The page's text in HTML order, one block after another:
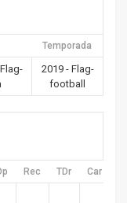
Temporada
2019 - Flag-
football
Rec TDr Car